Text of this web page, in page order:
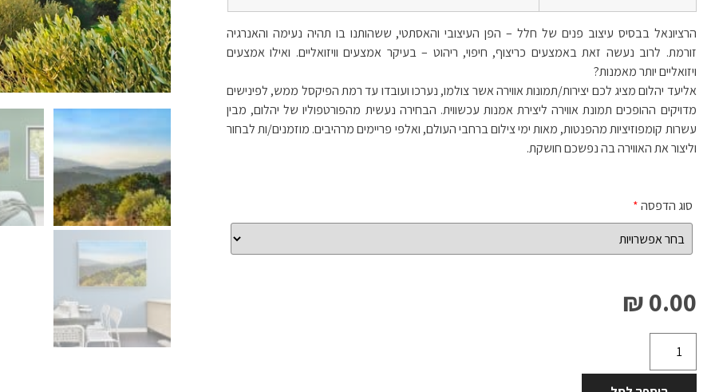
הרציונאל בבסיס עיצוב פנים של חלל – הפן העיצובי והאסתטי, ששהותנו בו תהיה נעימה והאנרגיה
זורמת. לרוב נעשה זאת באמצעים כריצוף, חיפוי, ריהוט – בעיקר אמצעים וויזואליים. ואילו אמצעים
ויזואליים יותר מאמנות?
אליעד יהלום מציג לכם יצירות/תמונות אווירה אשר צולמו, נערכו ועובדו עד רמת הפיקסל ממש, לפינישים
מדויקים ההופכים תמונת אווירה ליצירת אמנות עכשווית. הבחירה נעשית מהפורטפוליו של יהלום, מבין
עשרות קומפוזיציות מהפנטות, מאות ימי צילום ברחבי העולם, ואלפי פריימים מרהיבים. מוזמנים/ות לבחור
וליצור את האווירה בה נפשכם חושקת.
סוג הדפסה*
0.00 ₪